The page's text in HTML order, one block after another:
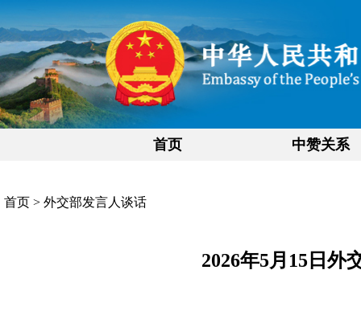
首页 中赞关系
首页 > 外交部发言人谈话
2026年5月15日外